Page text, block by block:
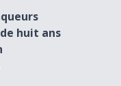
prison
huit ans